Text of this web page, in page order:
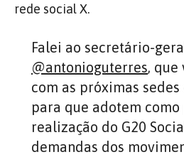
rede social X.
Falei ao secretário-
@antonioguterres, que
com as próximas sedes
para que adotem
realização do G20
demandas dos